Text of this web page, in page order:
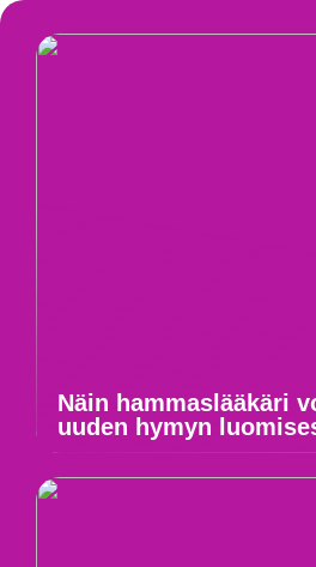
Näin hammaslääkäri
uuden hymyn